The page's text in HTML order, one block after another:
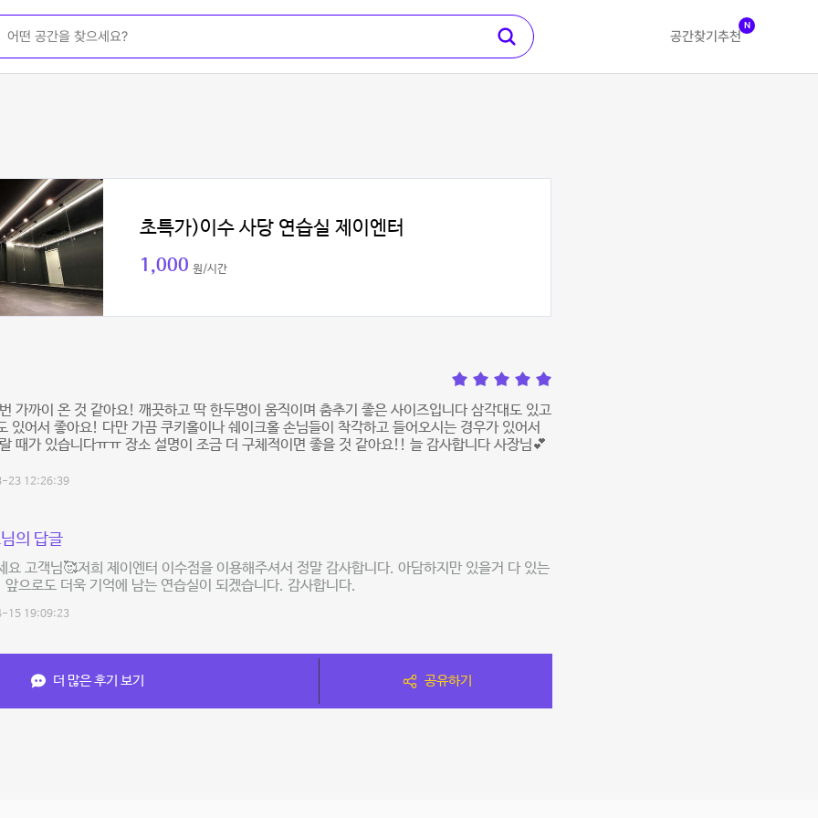
공간찾기 추천
N
초특가)이수 사당 연습실 제이엔터
1,000 원/시간
가까이 온 것 같아요! 깨끗하고 딱 한두명이 움직이며 춤추기 좋은 사이즈입니다 삼각대도 있고
있어서 좋아요! 다만 가끔 쿠키홀이나 쉐이크홀 손님들이 착각하고 들어오시는 경우가 있어서
때가 있습니다ㅠㅠ 장소 설명이 조금 더 구체적이면 좋을 것 같아요!! 늘 감사합니다 사장님💕
23 12:26:39
의 답글
요 고객님🥰저희 제이엔터 이수점을 이용해주셔서 정말 감사합니다. 아담하지만 있을거 다 있는
으로도 더욱 기억에 남는 연습실이 되겠습니다. 감사합니다.
15 19:09:23
더 많은 후기 보기 공유하기